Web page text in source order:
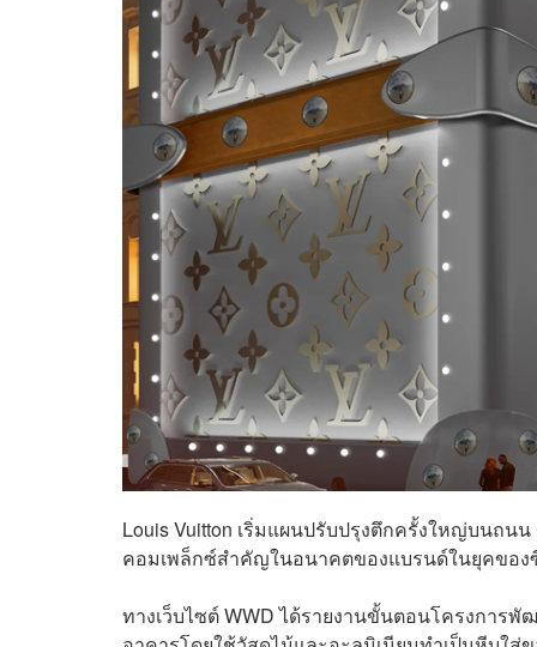
Louis Vuitton เริ่มแผนปรับปรุงตึกครั้งใหญ่บนถน
คอมเพล็กซ์สำคัญในอนาคตของแบรนด์ในยุคขอ
ทางเว็บไซต์ WWD ได้รายงานขั้นตอนโครงกา